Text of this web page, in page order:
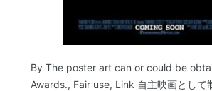
By The poster art can or could be
Awards., Fair use, Link 自主映画として